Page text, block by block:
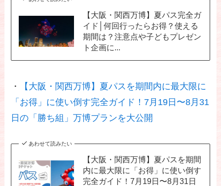
【大阪・関西万博】夏パス完全ガ
イド│何回行ったらお得？使える
期間は？注意点や子どもプレゼン
ト企画に...
・
【大阪・関西万博】夏パスを期間内に最大限に
「お得」に使い倒す完全ガイド！7月19日〜8月31
日の「勝ち組」万博プランを大公開
あわせて読みたい
【大阪・関西万博】夏パスを期間
内に最大限に「お得」に使い倒す
完全ガイド！7月19日〜8月31日